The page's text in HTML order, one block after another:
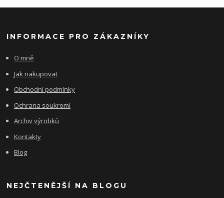
INFORMACE PRO ZÁKAZNÍKY
O mně
Jak nakupovat
Obchodní podmínky
Ochrana soukromí
Archiv výrobků
Kontakty
Blog
NEJČTENĚJŠÍ NA BLOGU